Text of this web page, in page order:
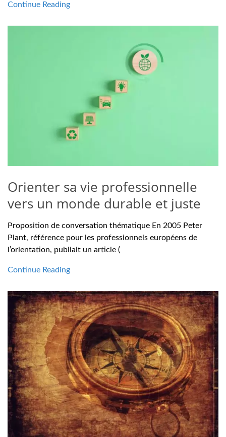
Continue Reading
Orienter sa vie professionnelle
vers un monde durable et juste
Proposition de conversation thématique En 2005 Peter
Plant, référence pour les professionnels européens de
l’orientation, publiait un article (
Continue Reading